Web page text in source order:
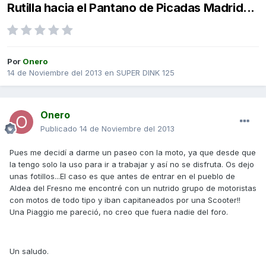
Rutilla hacia el Pantano de Picadas Madrid...
Por Onero
14 de Noviembre del 2013 en SUPER DINK 125
Onero
Publicado 14 de Noviembre del 2013
Pues me decidí a darme un paseo con la moto, ya que desde que
la tengo solo la uso para ir a trabajar y así no se disfruta. Os dejo
unas fotillos...El caso es que antes de entrar en el pueblo de
Aldea del Fresno me encontré con un nutrido grupo de motoristas
con motos de todo tipo y iban capitaneados por una Scooter!!
Una Piaggio me pareció, no creo que fuera nadie del foro.
Un saludo.